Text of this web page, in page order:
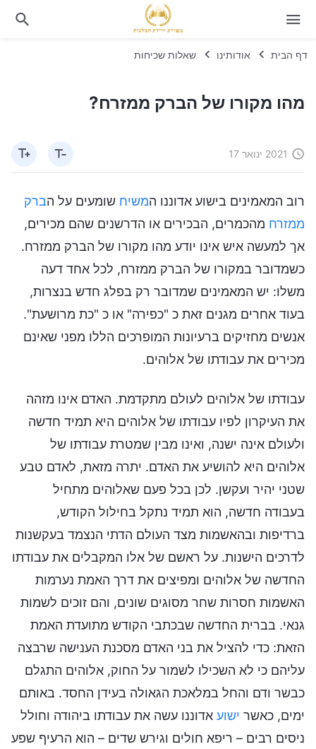
דף הבית אודותינו שאלות שכיחות
מהו מקורו של הברק ממזרח?
2021 ינואר 17
רוב המאמינים בישוע אדוננו המשיח שומעים על הברק
ממזרח מהכמרים, הבכירים או הדרשנים שהם מכירים,
אך למעשה איש אינו יודע מהו מקורו של הברק ממזרח.
כשמדובר במקורו של הברק ממזרח, לכל אחד דעה
משלו: יש המאמינים שמדובר רק בפלג חדש בנצרות,
בעוד אחרים מגנים זאת כ "כפירה" או כ "כת מרושעת".
אנשים מחזיקים ברעיונות המופרכים הללו מפני שאינם
מכירים את עבודתו של אלוהים.
עבודתו של אלוהים לעולם מתקדמת. האדם אינו מזהה
את העיקרון לפיו עבודתו של אלוהים היא תמיד חדשה
ולעולם אינה ישנה, ואינו מבין שמטרת עבודתו של
אלוהים היא להושיע את האדם. יתרה מזאת, לאדם טבע
שטני יהיר ועקשן. לכן בכל פעם שאלוהים מתחיל
בעבודה חדשה, הוא תמיד נתקל בחילול הקודש,
ברדיפות ובהאשמות מצד העולם הדתי הנצמד בעקשנות
לדרכים הישנות. על ראשם של אלו המקבלים את עבודתו
החדשה של אלוהים ומפיצים את דרך האמת נערמות
האשמות חסרות שחר מסוגים שונים, והם זוכים לשמות
גנאי. בברית החדשה שבכתבי הקודש מתועדת האמת
הזאת: כדי להציל את בני האדם מסכנת הענישה שרבצה
עליהם כי לא השכילו לשמור על החוק, אלוהים התגלם
כבשר ודם והחל במלאכת הגאולה בעידן החסד. באותם
ימים, כאשר ישוע אדוננו עשה את עבודתו ביהודה וחולל
ניסים רבים – ריפא חולים וגירש שדים – הוא הרעיף שפע